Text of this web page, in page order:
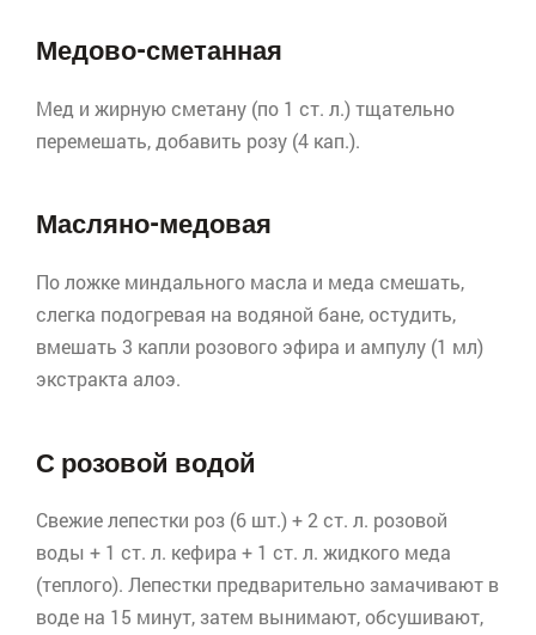
Медово-сметанная
Мед и жирную сметану (по 1 ст. л.) тщательно
перемешать, добавить розу (4 кап.).
Масляно-медовая
По ложке миндального масла и меда смешать,
слегка подогревая на водяной бане, остудить,
вмешать 3 капли розового эфира и ампулу (1 мл)
экстракта алоэ.
С розовой водой
Свежие лепестки роз (6 шт.) + 2 ст. л. розовой
воды + 1 ст. л. кефира + 1 ст. л. жидкого меда
(теплого). Лепестки предварительно замачивают в
воде на 15 минут, затем вынимают, обсушивают,